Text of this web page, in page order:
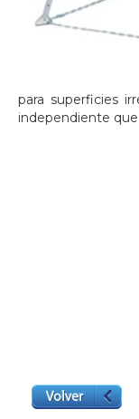
para superficies
independiente